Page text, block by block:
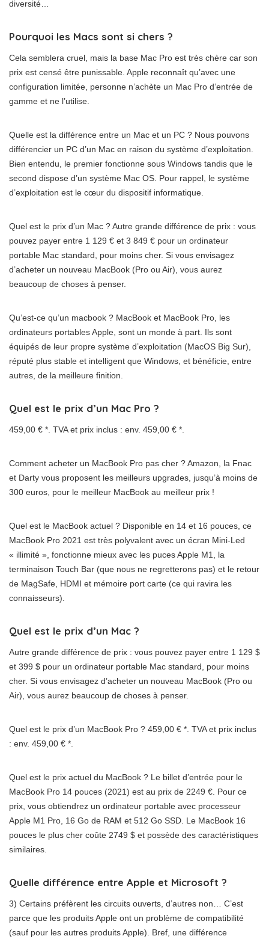
diversité…
Pourquoi les Macs sont si chers ?
Cela semblera cruel, mais la base Mac Pro est très chère car son
prix est censé être punissable. Apple reconnaît qu’avec une
configuration limitée, personne n’achète un Mac Pro d’entrée de
gamme et ne l’utilise.
Quelle est la différence entre un Mac et un PC ? Nous pouvons
différencier un PC d’un Mac en raison du système d’exploitation.
Bien entendu, le premier fonctionne sous Windows tandis que le
second dispose d’un système Mac OS. Pour rappel, le système
d’exploitation est le cœur du dispositif informatique.
Quel est le prix d’un Mac ? Autre grande différence de prix : vous
pouvez payer entre 1 129 € et 3 849 € pour un ordinateur
portable Mac standard, pour moins cher. Si vous envisagez
d’acheter un nouveau MacBook (Pro ou Air), vous aurez
beaucoup de choses à penser.
Qu’est-ce qu’un macbook ? MacBook et MacBook Pro, les
ordinateurs portables Apple, sont un monde à part. Ils sont
équipés de leur propre système d’exploitation (MacOS Big Sur),
réputé plus stable et intelligent que Windows, et bénéficie, entre
autres, de la meilleure finition.
Quel est le prix d’un Mac Pro ?
459,00 € *. TVA et prix inclus : env. 459,00 € *.
Comment acheter un MacBook Pro pas cher ? Amazon, la Fnac
et Darty vous proposent les meilleurs upgrades, jusqu’à moins de
300 euros, pour le meilleur MacBook au meilleur prix !
Quel est le MacBook actuel ? Disponible en 14 et 16 pouces, ce
MacBook Pro 2021 est très polyvalent avec un écran Mini-Led
« illimité », fonctionne mieux avec les puces Apple M1, la
terminaison Touch Bar (que nous ne regretterons pas) et le retour
de MagSafe, HDMI et mémoire port carte (ce qui ravira les
connaisseurs).
Quel est le prix d’un Mac ?
Autre grande différence de prix : vous pouvez payer entre 1 129 $
et 399 $ pour un ordinateur portable Mac standard, pour moins
cher. Si vous envisagez d’acheter un nouveau MacBook (Pro ou
Air), vous aurez beaucoup de choses à penser.
Quel est le prix d’un MacBook Pro ? 459,00 € *. TVA et prix inclus
: env. 459,00 € *.
Quel est le prix actuel du MacBook ? Le billet d’entrée pour le
MacBook Pro 14 pouces (2021) est au prix de 2249 €. Pour ce
prix, vous obtiendrez un ordinateur portable avec processeur
Apple M1 Pro, 16 Go de RAM et 512 Go SSD. Le MacBook 16
pouces le plus cher coûte 2749 $ et possède des caractéristiques
similaires.
Quelle différence entre Apple et Microsoft ?
3) Certains préfèrent les circuits ouverts, d’autres non… C’est
parce que les produits Apple ont un problème de compatibilité
(sauf pour les autres produits Apple). Bref, une différence